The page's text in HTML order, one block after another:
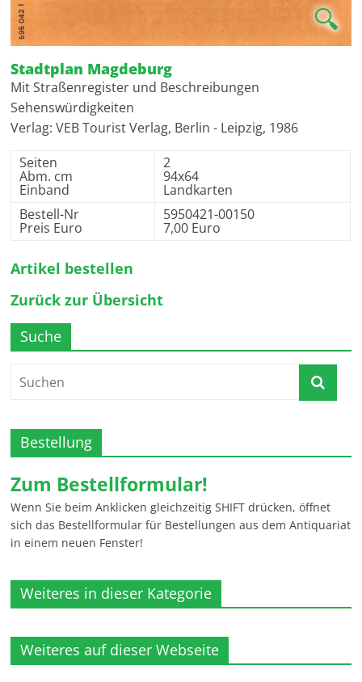
🔍
Stadtplan Magdeburg
Mit Straßenregister und Beschreibungen
Sehenswürdigkeiten
Verlag: VEB Tourist Verlag, Berlin - Leipzig, 1986
Seiten
Abm. cm
Einband
2
94x64
Landkarten
Bestell-Nr
Preis Euro
5950421-00150
7,00 Euro
Artikel bestellen
Zurück zur Übersicht
Suche
Bestellung
Zum Bestellformular!
Wenn Sie beim Anklicken gleichzeitig SHIFT drücken, öffnet
sich das Bestellformular für Bestellungen aus dem Antiquariat
in einem neuen Fenster!
Weiteres in dieser Kategorie
Weiteres auf dieser Webseite